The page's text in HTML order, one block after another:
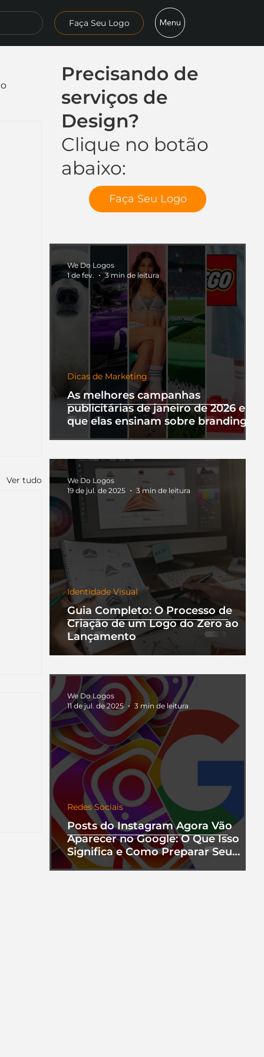
Faça Seu Logo Menu
Precisando de
serviços de
Design?
Clique no botão
abaixo:
Faça Seu Logo
As melhores campanhas
publicitárias de janeiro de 2026 e o
que elas ensinam sobre branding
Dicas de Marketing
We Do Logos
1 de fev.
3 min de leitura
Guia Completo: O Processo de
Criação de um Logo do Zero ao
Lançamento
Identidade Visual
We Do Logos
19 de jul. de 2025
3 min de leitura
Posts do Instagram Agora Vão
Aparecer no Google: O Que Isso
Significa e Como Preparar Seu
Perfil
Redes Sociais
We Do Logos
11 de jul. de 2025
3 min de leitura
Ver tudo